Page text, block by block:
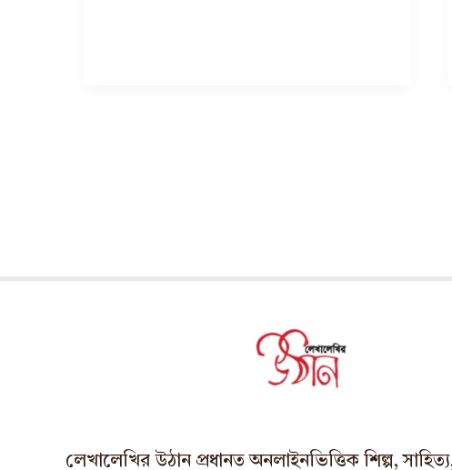
লেখালেখির উঠান প্রধানত অনলাইনভিত্তিক শিল্প,